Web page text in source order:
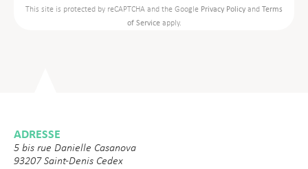
This site is protected by reCAPTCHA and the Google Privacy Policy and Terms
of Serviceapply.
ADRESSE
5 bis rue Danielle Casanova
93207 Saint-Denis Cedex